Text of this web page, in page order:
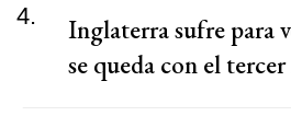
4.
Inglaterra sufre para
se queda con el